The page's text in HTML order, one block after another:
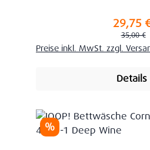
29,75
35,00 €
Preise inkl. MwSt. zzgl.
Details
Rabatt
%